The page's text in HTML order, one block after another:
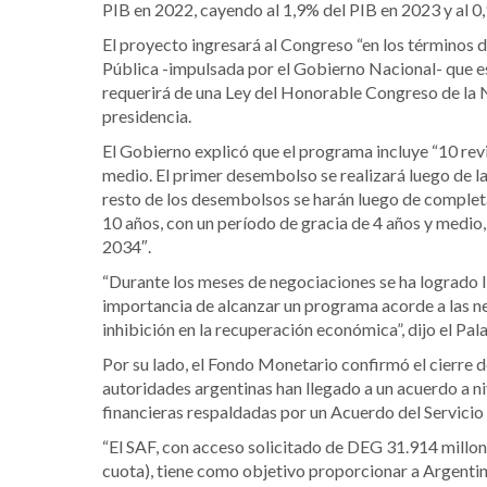
PIB en 2022, cayendo al 1,9% del PIB en 2023 y al
El proyecto ingresará al Congreso “en los
Pública -impulsada por el Gobierno Nacional- que
requerirá de una Ley del Honorable Congreso de la
presidencia.
El Gobierno explicó que el programa incluye “10
medio. El primer desembolso se realizará luego
resto de los desembolsos se harán luego de
10 años, con un período de gracia de 4 años y
2034″.
“Durante los meses de negociaciones se ha
importancia de alcanzar un programa acorde a las
inhibición en la recuperación económica”, dijo el
Por su lado, el Fondo Monetario confirmó el cierre
autoridades argentinas han llegado a un acuerdo a
financieras respaldadas por un Acuerdo del
“El SAF, con acceso solicitado de DEG 31.914
cuota), tiene como objetivo proporcionar a